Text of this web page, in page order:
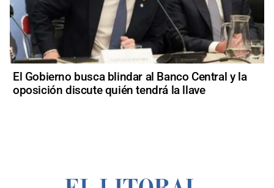
El Gobierno busca blindar al Banco Central y la
oposición discute quién tendrá la llave